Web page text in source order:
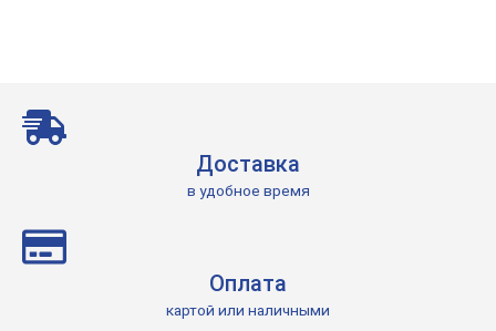
Доставка
в удобное время
Оплата
картой или наличными